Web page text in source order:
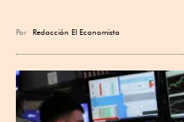
Por Redacción El Economista